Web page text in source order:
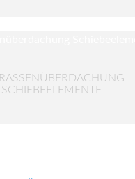
SCHIEBEELEMENTE